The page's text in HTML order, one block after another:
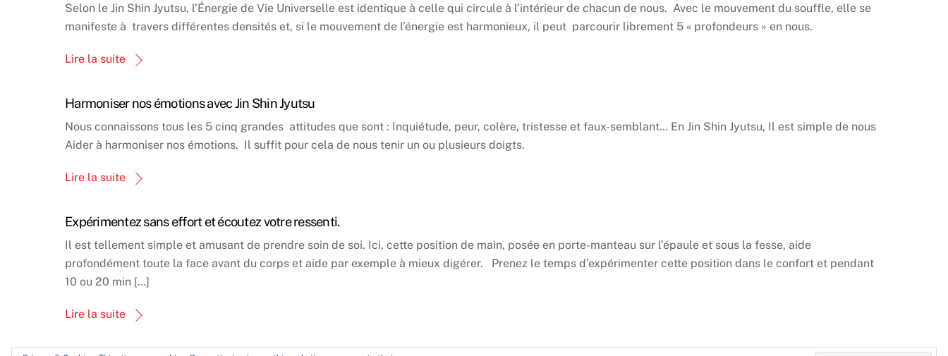
Selon le Jin Shin Jyutsu, l’Énergie de Vie Universelle est identique à celle qui circule à l’intérieur de chacun de nous. Avec le mouvement du souffle, elle se
manifeste à travers différentes densités et, si le mouvement de l’énergie est harmonieux, il peut parcourir librement 5 « profondeurs » en nous.
Lire la suite
Harmoniser nos émotions avec Jin Shin Jyutsu
Nous connaissons tous les 5 cinq grandes attitudes que sont : Inquiétude, peur, colère, tristesse et faux-semblant… En Jin Shin Jyutsu, Il est simple de nous
Aider à harmoniser nos émotions. Il suffit pour cela de nous tenir un ou plusieurs doigts.
Lire la suite
Expérimentez sans effort et écoutez votre ressenti.
Il est tellement simple et amusant de prendre soin de soi. Ici, cette position de main, posée en porte-manteau sur l’épaule et sous la fesse, aide
profondément toute la face avant du corps et aide par exemple à mieux digérer. Prenez le temps d’expérimenter cette position dans le confort et pendant
10 ou 20 min […]
Lire la suite